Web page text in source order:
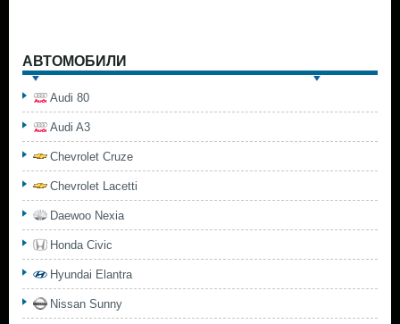
АВТОМОБИЛИ
Audi 80
Audi A3
Chevrolet Cruze
Chevrolet Lacetti
Daewoo Nexia
Honda Civic
Hyundai Elantra
Nissan Sunny